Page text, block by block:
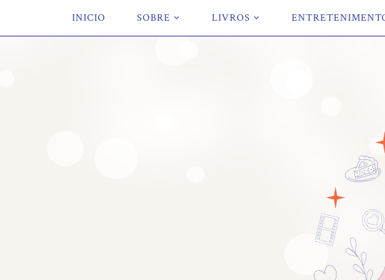
INICIO SOBRE LIVROS